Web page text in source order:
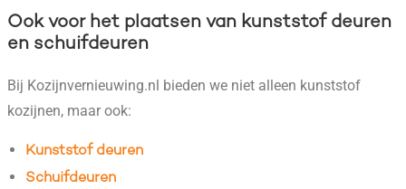
Ook voor het plaatsen van kunststof deuren
en schuifdeuren
Bij Kozijnvernieuwing.nl bieden we niet alleen kunststof
kozijnen, maar ook:
Kunststof deuren
Schuifdeuren